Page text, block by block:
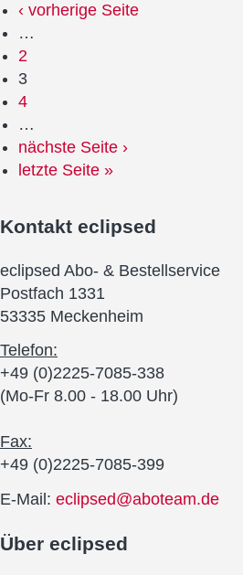
‹ vorherige Seite
…
2
3
4
…
nächste Seite ›
letzte Seite »
Kontakt eclipsed
eclipsed Abo- & Bestellservice
Postfach 1331
53335 Meckenheim
Telefon:
+49 (0)2225-7085-338
(Mo-Fr 8.00 - 18.00 Uhr)
Fax:
+49 (0)2225-7085-399
E-Mail: eclipsed@aboteam.de
Über eclipsed